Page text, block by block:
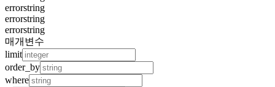
errorstring
errorstring
errorstring
매개변수
limit
order_by
where